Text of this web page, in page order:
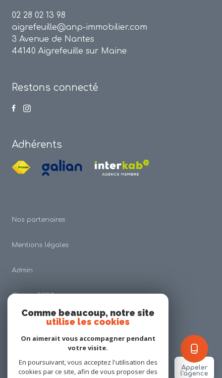
Appeler
l'agence
02 28 02 13 98
aigrefeuille@anp-immobilier.com
3 Avenue de Nantes
44140 Aigrefeuille sur Maine
Restons connecté
Adhérents
Nos partenaires
Mentions légales
Admin
Charte RGDP
Nos honoraires
Cookies
Comme beaucoup, notre site
utilise les cookies
On aimerait vous accompagner pendant
votre visite.
En poursuivant, vous acceptez l'utilisation des
cookies par ce site, afin de vous proposer des